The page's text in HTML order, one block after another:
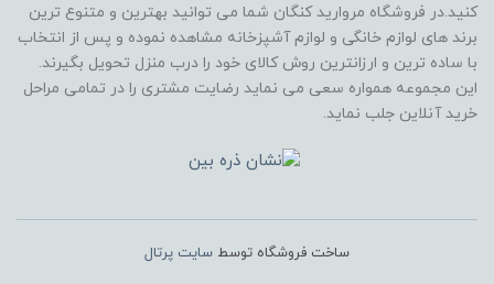
کنید.در فروشگاه مروارید کنگان شما می توانید بهترین و متنوع ترین
برند های لوازم خانگی و لوازم آشپزخانه مشاهده نموده و پس از انتخاب
با ساده ترین و ارزانترین روش کالای خود را درب منزل تحویل بگیرند.
این مجموعه همواره سعی می نماید رضایت مشتری را در تمامی مراحل
خرید آنلاین جلب نماید.
ساخت فروشگاه توسط سایت پرتال